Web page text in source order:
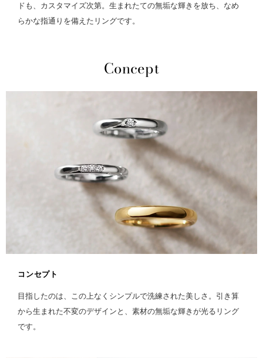
ドも、カスタマイズ次第。生まれたての無垢な輝きを放ち、なめ
らかな指通りを備えたリングです。
Concept
コンセプト
目指したのは、この上なくシンプルで洗練された美しさ。引き算
から生まれた不変のデザインと、素材の無垢な輝きが光るリング
です。